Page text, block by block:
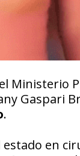
Ministerio
Gaspari
.
en